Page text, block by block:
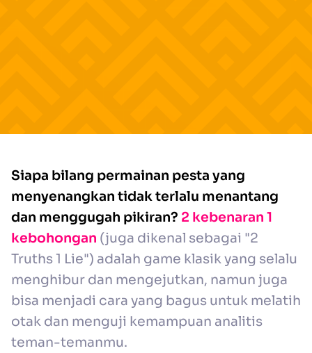
Siapa bilang permainan pesta yang
menyenangkan tidak terlalu menantang
dan menggugah pikiran? 2 kebenaran 1
kebohongan (juga dikenal sebagai "2
Truths 1 Lie") adalah game klasik yang selalu
menghibur dan mengejutkan, namun juga
bisa menjadi cara yang bagus untuk melatih
otak dan menguji kemampuan analitis
teman-temanmu.